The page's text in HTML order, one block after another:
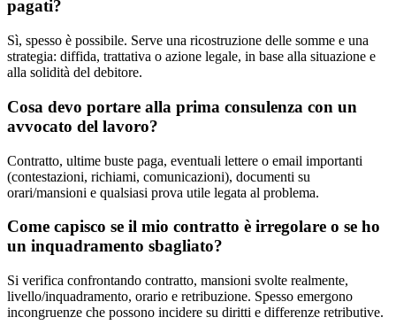
pagati?
Sì, spesso è possibile. Serve una ricostruzione delle somme e una
strategia: diffida, trattativa o azione legale, in base alla situazione e
alla solidità del debitore.
Cosa devo portare alla prima consulenza con un
avvocato del lavoro?
Contratto, ultime buste paga, eventuali lettere o email importanti
(contestazioni, richiami, comunicazioni), documenti su
orari/mansioni e qualsiasi prova utile legata al problema.
Come capisco se il mio contratto è irregolare o se ho
un inquadramento sbagliato?
Si verifica confrontando contratto, mansioni svolte realmente,
livello/inquadramento, orario e retribuzione. Spesso emergono
incongruenze che possono incidere su diritti e differenze retributive.